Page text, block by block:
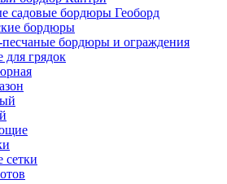
садовые бордюры Геоборд
бордюры
бордюры и ограждения
грядок
сетки